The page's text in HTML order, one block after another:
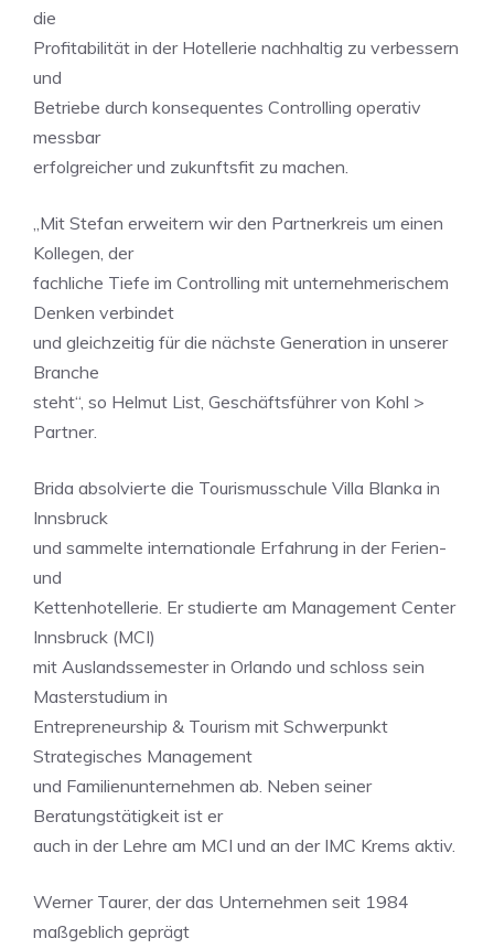
die
Profitabilität in der Hotellerie nachhaltig zu verbessern
und
Betriebe durch konsequentes Controlling operativ
messbar
erfolgreicher und zukunftsfit zu machen.
„Mit Stefan erweitern wir den Partnerkreis um einen
Kollegen, der
fachliche Tiefe im Controlling mit unternehmerischem
Denken verbindet
und gleichzeitig für die nächste Generation in unserer
Branche
steht“, so Helmut List, Geschäftsführer von Kohl >
Partner.
Brida absolvierte die Tourismusschule Villa Blanka in
Innsbruck
und sammelte internationale Erfahrung in der Ferien-
und
Kettenhotellerie. Er studierte am Management Center
Innsbruck (MCI)
mit Auslandssemester in Orlando und schloss sein
Masterstudium in
Entrepreneurship & Tourism mit Schwerpunkt
Strategisches Management
und Familienunternehmen ab. Neben seiner
Beratungstätigkeit ist er
auch in der Lehre am MCI und an der IMC Krems aktiv.
Werner Taurer, der das Unternehmen seit 1984
maßgeblich geprägt